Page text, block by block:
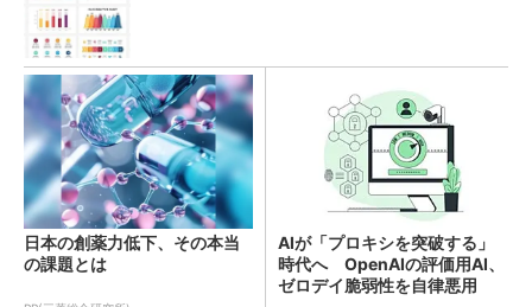
日本の創薬力低下、その本当
の課題とは
AIが「プロキシを突破する」
時代へ OpenAIの評価用AI、
ゼロデイ脆弱性を自律悪用